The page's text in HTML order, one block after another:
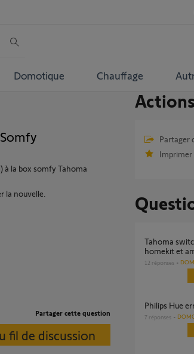
Domotique Chauffage
la box somfy Tahoma
la nouvelle.
Partager cette question
fil de discussion
Actions
Partager
Imprimer
Tahoma switch problème connexion appel
homekit et
12 réponses
Philips Hue
7 réponses